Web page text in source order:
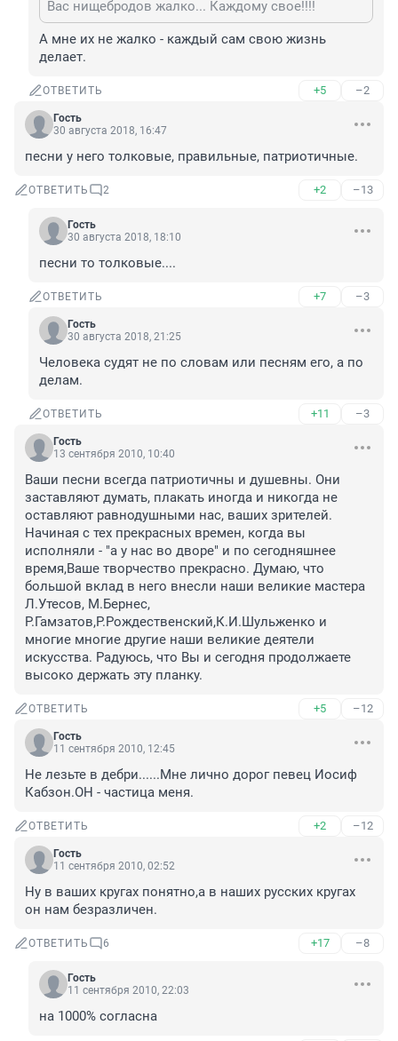
Вас нищебродов жалко... Каждому свое!!!!
А мне их не жалко - каждый сам свою жизнь
делает.
ОТВЕТИТЬ +5 –2
Гость
30 августа 2018, 16:47
песни у него толковые, правильные, патриотичные.
ОТВЕТИТЬ 2 +2 –13
Гость
30 августа 2018, 18:10
песни то толковые....
ОТВЕТИТЬ +7 –3
Гость
30 августа 2018, 21:25
Человека судят не по словам или песням его, а по
делам.
ОТВЕТИТЬ +11 –3
Гость
13 сентября 2010, 10:40
Ваши песни всегда патриотичны и душевны. Они
заставляют думать, плакать иногда и никогда не
оставляют равнодушными нас, ваших зрителей.
Начиная с тех прекрасных времен, когда вы
исполняли - "а у нас во дворе" и по сегодняшнее
время,Ваше творчество прекрасно. Думаю, что
большой вклад в него внесли наши великие мастера
Л.Утесов, М.Бернес,
Р.Гамзатов,Р.Рождественский,К.И.Шульженко и
многие многие другие наши великие деятели
искусства. Радуюсь, что Вы и сегодня продолжаете
высоко держать эту планку.
ОТВЕТИТЬ +5 –12
Гость
11 сентября 2010, 12:45
Не лезьте в дебри......Мне лично дорог певец Иосиф
Кабзон.ОН - частица меня.
ОТВЕТИТЬ +2 –12
Гость
11 сентября 2010, 02:52
Ну в ваших кругах понятно,а в наших русских кругах
он нам безразличен.
ОТВЕТИТЬ 6 +17 –8
Гость
11 сентября 2010, 22:03
на 1000% согласна